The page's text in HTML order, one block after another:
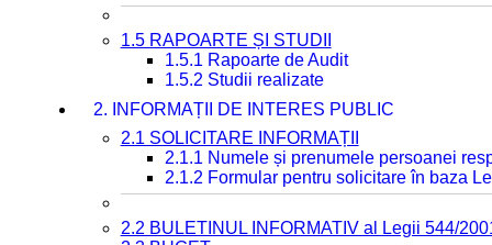
1.5 RAPOARTE ȘI STUDII
1.5.1 Rapoarte de Audit
1.5.2 Studii realizate
2. INFORMAȚII DE INTERES PUBLIC
2.1 SOLICITARE INFORMAȚII
2.1.1 Numele și prenumele persoanei
2.1.2 Formular pentru solicitare în baza
2.2 BULETINUL INFORMATIV al Legii 544/